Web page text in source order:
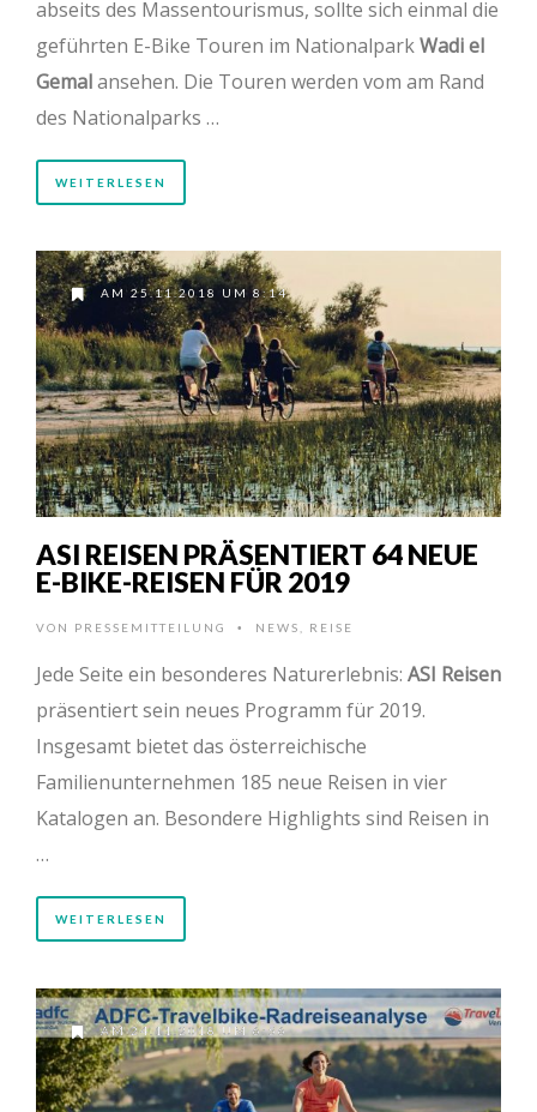
abseits des Massentourismus, sollte sich einmal die
geführten E-Bike Touren im NationalparkWadi el
Gemalansehen. Die Touren werden vom am Rand
des Nationalparks …
WEITERLESEN
AM 25.11.2018 UM 8:14
ASI REISEN PRÄSENTIERT 64 NEUE
E-BIKE-REISEN FÜR 2019
VON PRESSEMITTEILUNG • NEWS REISE
Jede Seite ein besonderes Naturerlebnis: ASI Reisen
präsentiert sein neues Programm für 2019.
Insgesamt bietet das österreichische
Familienunternehmen 185 neue Reisen in vier
Katalogen an. Besondere Highlights sind Reisen in
…
WEITERLESEN
AM 24.11.2018 UM 6:56